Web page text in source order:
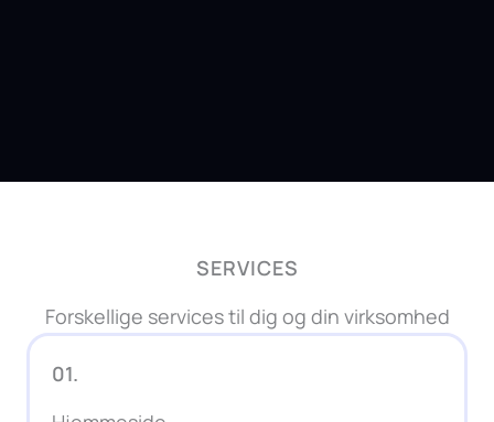
SERVICES
Forskellige services til dig og din virksomhed
01.